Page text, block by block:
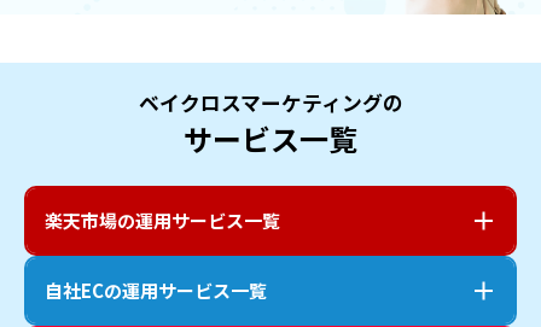
ベイクロスマーケティングの
サービス一覧
楽天市場の運用サービス一覧
自社ECの運用サービス一覧